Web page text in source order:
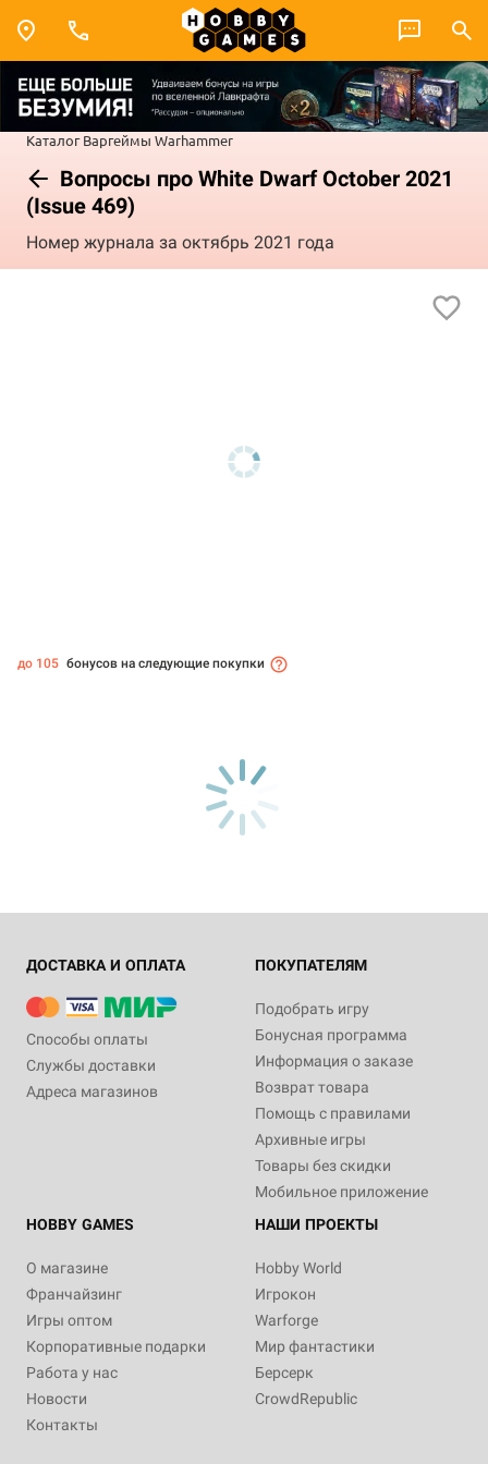
Каталог Варгеймы Warhammer
Вопросы про White Dwarf October 2021
(Issue 469)
Номер журнала за октябрь 2021 года
до 105 бонусов на следующие покупки
ДОСТАВКА И ОПЛАТА
Способы оплаты
Службы доставки
Адреса магазинов
ПОКУПАТЕЛЯМ
Подобрать игру
Бонусная программа
Информация о заказе
Возврат товара
Помощь с правилами
Архивные игры
Товары без скидки
Мобильное приложение
HOBBY GAMES
О магазине
Франчайзинг
Игры оптом
Корпоративные подарки
Работа у нас
Новости
Контакты
НАШИ ПРОЕКТЫ
Hobby World
Игрокон
Warforge
Мир фантастики
Берсерк
CrowdRepublic